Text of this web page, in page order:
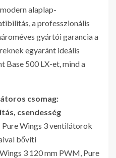
alaplap-
a professzionális
gyártói garancia a
egyaránt ideális
Base 500 LX-et, mind a
csomag:
csendesség
Wings 3 ventilátorok
bővíti
3 120 mm PWM, Pure